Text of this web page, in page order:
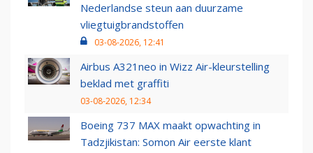
Nederlandse steun aan duurzame
vliegtuigbrandstoffen
03-08-2026, 12:41
Airbus A321neo in Wizz Air-kleurstelling
beklad met graffiti
03-08-2026, 12:34
Boeing 737 MAX maakt opwachting in
Tadzjikistan: Somon Air eerste klant